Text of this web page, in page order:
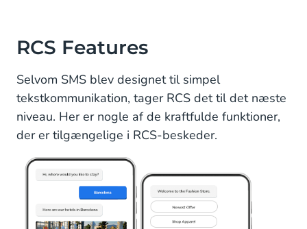
RCS Features
Selvom SMS blev designet til simpel
tekstkommunikation, tager RCS det til det næste
niveau. Her er nogle af de kraftfulde funktioner,
der er tilgængelige i RCS-beskeder.